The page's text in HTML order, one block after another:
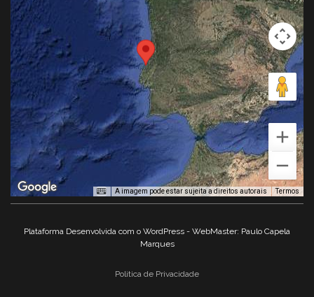
A imagem pode estar sujeita a direitos autorais Termos
Plataforma Desenvolvida com o WordPress - WebMaster: Paulo Capela
Marques
Politica de Privacidade